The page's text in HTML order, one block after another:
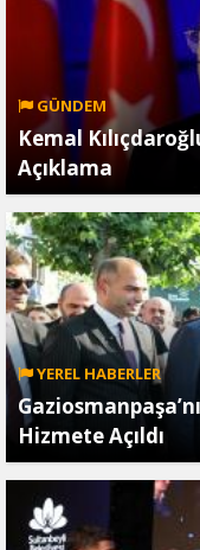
GÜNDEM
Kemal
Açıklama
YEREL HABERLER
Hizmete Açıldı